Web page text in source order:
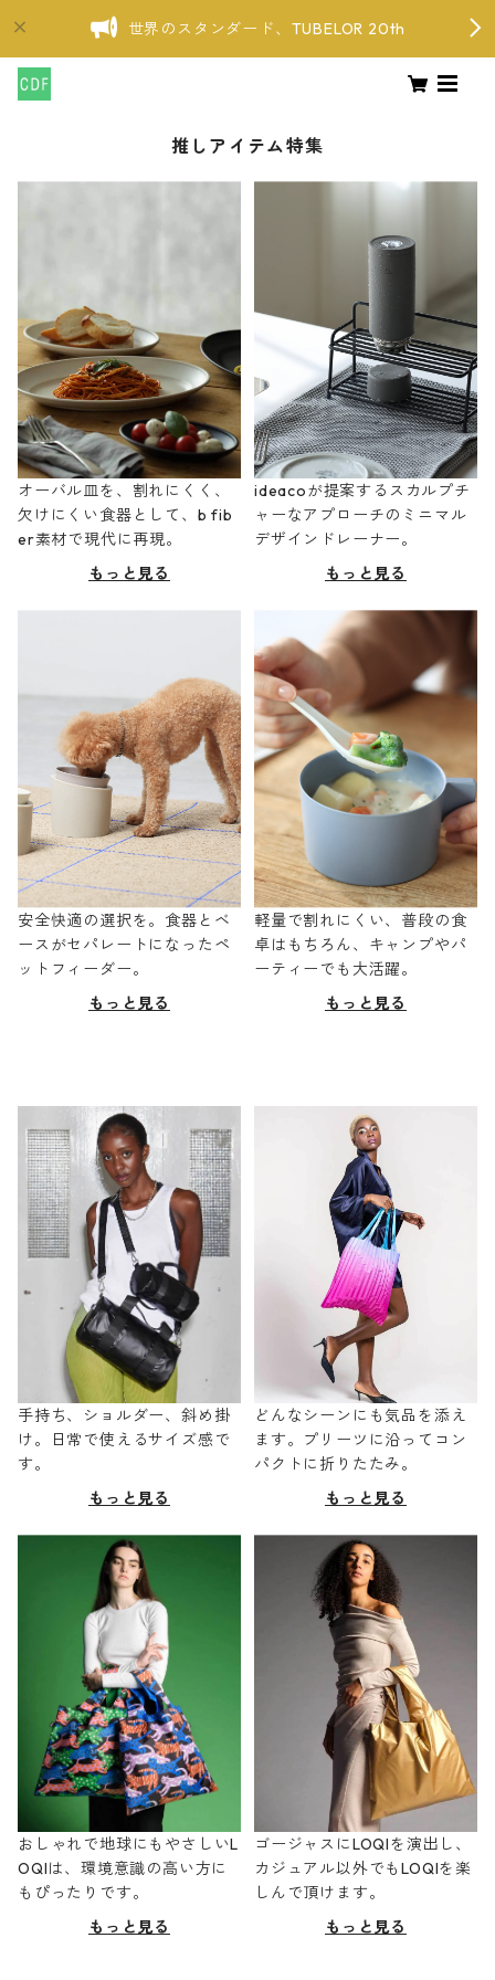
世界のスタンダード、TUBELOR 20th
推しアイテム特集
オーバル皿を、割れにくく、
欠けにくい食器として、b fib
er素材で現代に再現。
もっと見る
ideacoが提案するスカルプチ
ャーなアプローチのミニマル
デザインドレーナー。
もっと見る
安全快適の選択を。食器とベ
ースがセパレートになったペ
ットフィーダー。
もっと見る
軽量で割れにくい、普段の食
卓はもちろん、キャンプやパ
ーティーでも大活躍。
もっと見る
手持ち、ショルダー、斜め掛
け。日常で使えるサイズ感で
す。
もっと見る
どんなシーンにも気品を添え
ます。プリーツに沿ってコン
パクトに折りたたみ。
もっと見る
おしゃれで地球にもやさしいL
OQIは、環境意識の高い方に
もぴったりです。
もっと見る
ゴージャスにLOQIを演出し、
カジュアル以外でもLOQIを楽
しんで頂けます。
もっと見る